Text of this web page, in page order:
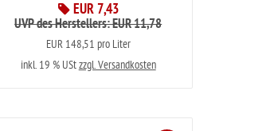
EUR 7,43
UVP des Herstellers: EUR 11,78
EUR 148,51 pro Liter
inkl. 19 % UStzzgl. Versandkosten